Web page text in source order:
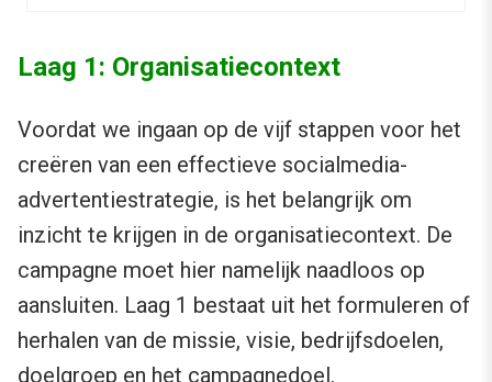
Laag 1: Organisatiecontext
Voordat we ingaan op de vijf stappen voor het
creëren van een effectieve socialmedia-
advertentiestrategie, is het belangrijk om
inzicht te krijgen in de organisatiecontext. De
campagne moet hier namelijk naadloos op
aansluiten. Laag 1 bestaat uit het formuleren of
herhalen van de missie, visie, bedrijfsdoelen,
doelgroep en het campagnedoel.